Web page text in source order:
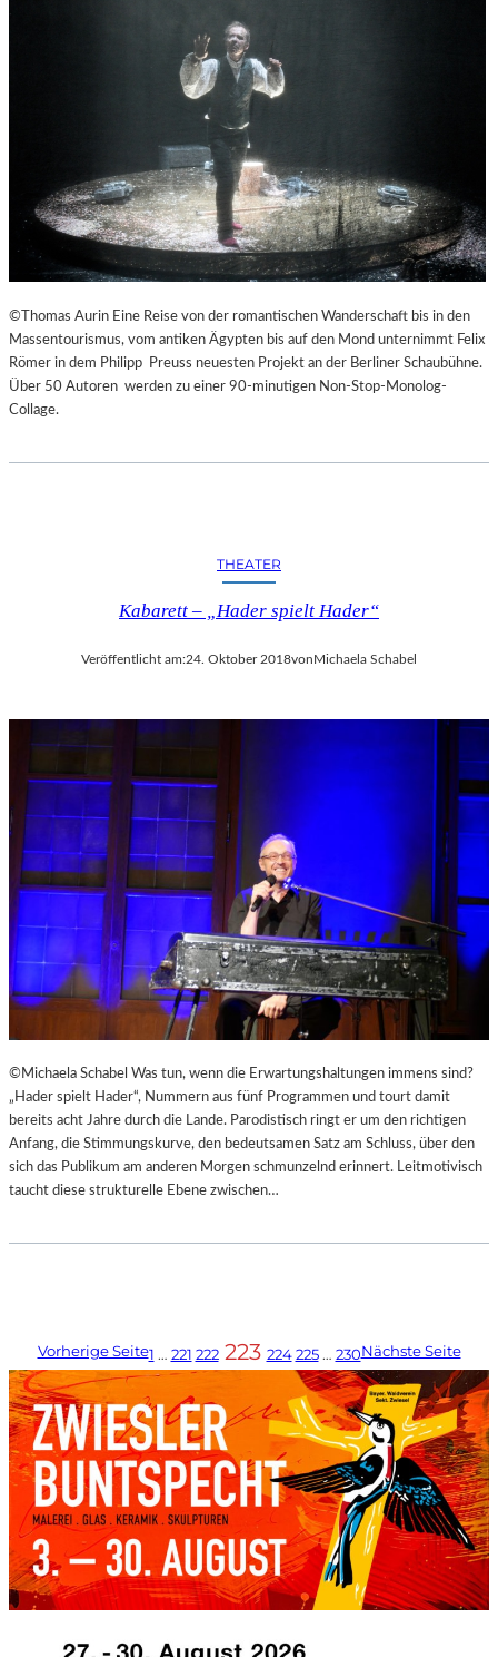
©Thomas Aurin Eine Reise von der romantischen Wanderschaft bis in den
Massentourismus, vom antiken Ägypten bis auf den Mond unternimmt Felix
Römer in dem Philipp Preuss neuesten Projekt an der Berliner Schaubühne.
Über 50 Autoren werden zu einer 90-minutigen Non-Stop-Monolog-
Collage.
THEATER
Kabarett – „Hader spielt Hader“
Veröffentlicht am:24. Oktober 2018vonMichaela Schabel
©Michaela Schabel Was tun, wenn die Erwartungshaltungen immens sind?
„Hader spielt Hader“, Nummern aus fünf Programmen und tourt damit
bereits acht Jahre durch die Lande. Parodistisch ringt er um den richtigen
Anfang, die Stimmungskurve, den bedeutsamen Satz am Schluss, über den
sich das Publikum am anderen Morgen schmunzelnd erinnert. Leitmotivisch
taucht diese strukturelle Ebene zwischen…
Vorherige Seite1 … 221 222 223 224 225 … 230Nächste Seite